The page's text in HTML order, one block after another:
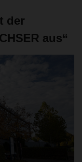
der
aus“